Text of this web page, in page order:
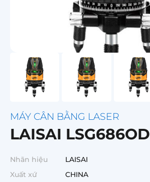
MÁY CÂN BẰNG LASER
LAISAI LSG686OD
Nhãn hiệu
LAISAI
Xuất xứ
CHINA